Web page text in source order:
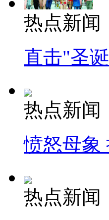
热点新闻
直击"圣
热点新闻
愤怒母象
热点新闻